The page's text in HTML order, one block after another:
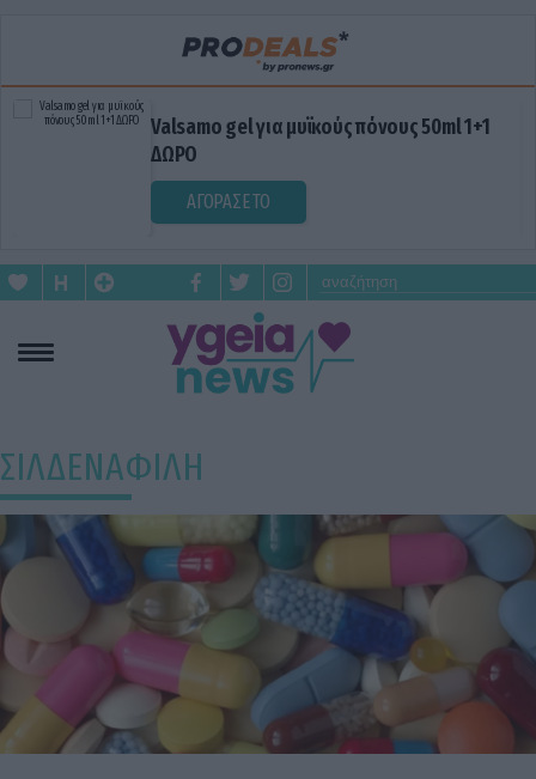
Valsamo gel για μυϊκούς πόνους 50ml 1+1
ΔΩΡΟ
ΑΓΟΡΑΣΕ ΤΟ
ΣΙΛΔΕΝΑΦΙΛΗ